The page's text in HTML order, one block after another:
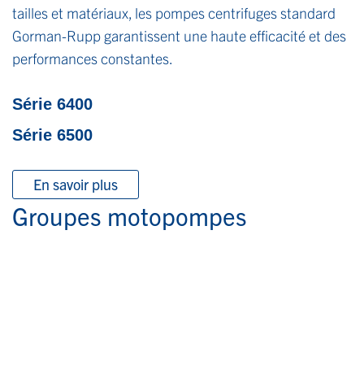
tailles et matériaux, les pompes centrifuges standard
Gorman-Rupp garantissent une haute efficacité et des
performances constantes.
Série 6400
Série 6500
En savoir plus
Groupes motopompes